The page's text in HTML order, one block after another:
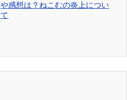
や感想は？ねこむの炎上につい
て